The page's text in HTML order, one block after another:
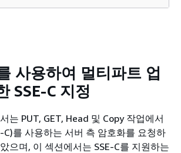
사용하여 멀티파트 업
SSE-C 지정
는 PUT, GET, Head 및 Copy 작업에서
C)를 사용하는 서버 측 암호화를 요청하
으며, 이 섹션에서는 SSE-C를 지원하는